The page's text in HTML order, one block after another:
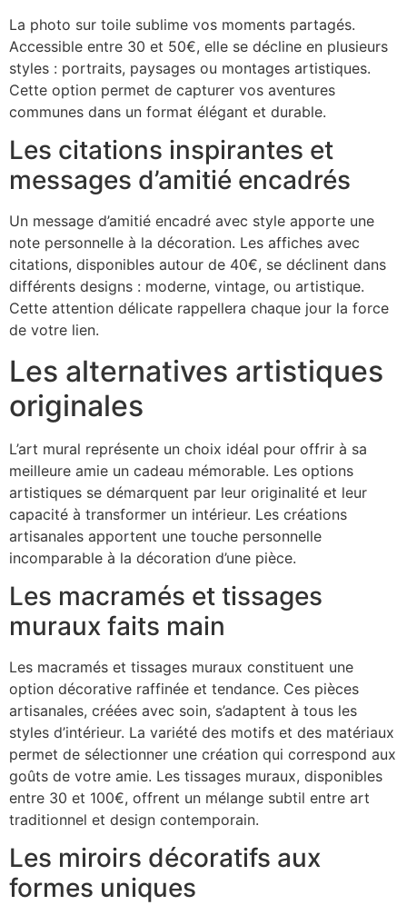
La photo sur toile sublime vos moments partagés.
Accessible entre 30 et 50€, elle se décline en plusieurs
styles : portraits, paysages ou montages artistiques.
Cette option permet de capturer vos aventures
communes dans un format élégant et durable.
Les citations inspirantes et
messages d’amitié encadrés
Un message d’amitié encadré avec style apporte une
note personnelle à la décoration. Les affiches avec
citations, disponibles autour de 40€, se déclinent dans
différents designs : moderne, vintage, ou artistique.
Cette attention délicate rappellera chaque jour la force
de votre lien.
Les alternatives artistiques
originales
L’art mural représente un choix idéal pour offrir à sa
meilleure amie un cadeau mémorable. Les options
artistiques se démarquent par leur originalité et leur
capacité à transformer un intérieur. Les créations
artisanales apportent une touche personnelle
incomparable à la décoration d’une pièce.
Les macramés et tissages
muraux faits main
Les macramés et tissages muraux constituent une
option décorative raffinée et tendance. Ces pièces
artisanales, créées avec soin, s’adaptent à tous les
styles d’intérieur. La variété des motifs et des matériaux
permet de sélectionner une création qui correspond aux
goûts de votre amie. Les tissages muraux, disponibles
entre 30 et 100€, offrent un mélange subtil entre art
traditionnel et design contemporain.
Les miroirs décoratifs aux
formes uniques